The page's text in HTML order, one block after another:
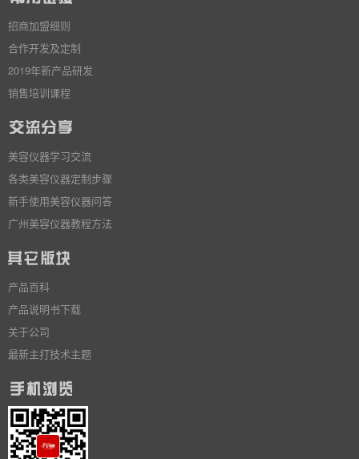
招商加盟细则
合作开发及定制
2019年新产品研发
销售培训课程
美容仪器学习交流
各类美容仪器定制步骤
新手使用美容仪器问答
广州美容仪器教程方法
产品百科
产品说明书下载
关于公司
最新主打技术主题